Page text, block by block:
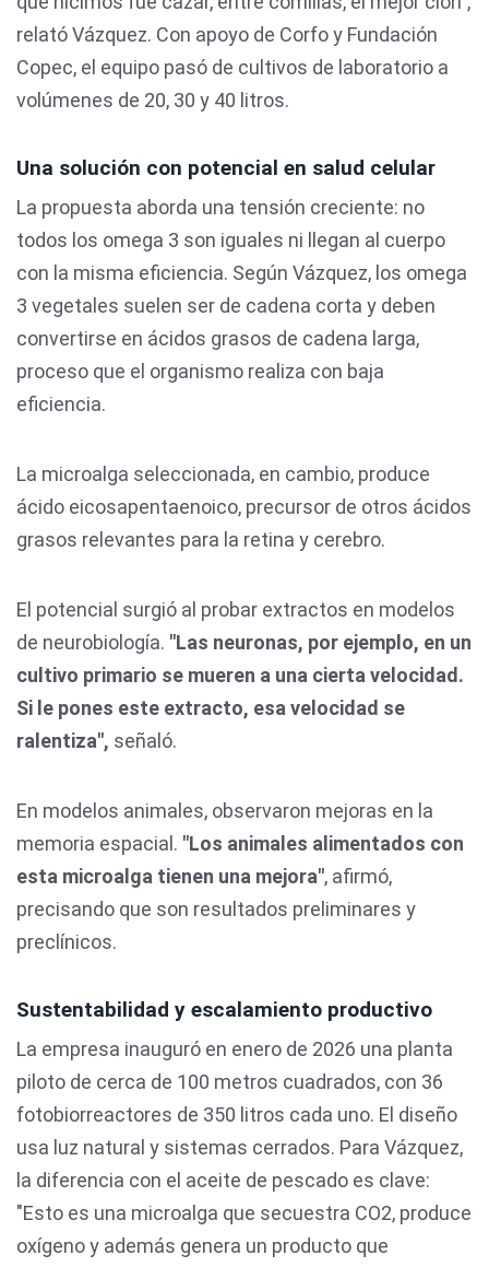
relató Vázquez. Con apoyo de Corfo y Fundación
Copec, el equipo pasó de cultivos de laboratorio a
volúmenes de 20, 30 y 40 litros.
Una solución con potencial en salud celular
La propuesta aborda una tensión creciente: no
todos los omega 3 son iguales ni llegan al cuerpo
con la misma eficiencia. Según Vázquez, los omega
3 vegetales suelen ser de cadena corta y deben
convertirse en ácidos grasos de cadena larga,
proceso que el organismo realiza con baja
eficiencia.
La microalga seleccionada, en cambio, produce
ácido eicosapentaenoico, precursor de otros ácidos
grasos relevantes para la retina y cerebro.
El potencial surgió al probar extractos en modelos
de neurobiología. "Las neuronas, por ejemplo, en un
cultivo primario se mueren a una cierta velocidad.
Si le pones este extracto, esa velocidad se
ralentiza", señaló.
En modelos animales, observaron mejoras en la
memoria espacial. "Los animales alimentados con
esta microalga tienen una mejora", afirmó,
precisando que son resultados preliminares y
preclínicos.
Sustentabilidad y escalamiento productivo
La empresa inauguró en enero de 2026 una planta
piloto de cerca de 100 metros cuadrados, con 36
fotobiorreactores de 350 litros cada uno. El diseño
usa luz natural y sistemas cerrados. Para Vázquez,
la diferencia con el aceite de pescado es clave:
"Esto es una microalga que secuestra CO2, produce
oxígeno y además genera un producto que